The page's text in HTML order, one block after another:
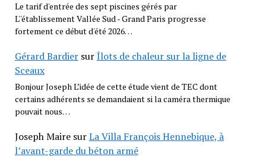
Le tarif d'entrée des sept piscines gérés par
L''établissement Vallée Sud - Grand Paris progresse
fortement ce début d'été 2026…
Gérard BardiersurÎlots de chaleur sur la ligne de
Sceaux
Bonjour Joseph L’idée de cette étude vient de TEC dont
certains adhérents se demandaient si la caméra thermique
pouvait nous…
Joseph MairesurLa Villa François Hennebique, à
l’avant-garde du béton armé